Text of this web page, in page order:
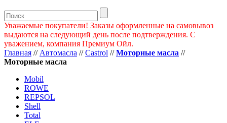
Уважаемые покупатели! Заказы оформленные на самовывоз
выдаются на следующий день после подтверждения. С
уважением, компания Премиум Ойл.
Главная //Автомасла //Castrol //Моторные масла //
Моторные масла
Mobil
ROWE
REPSOL
Shell
Total